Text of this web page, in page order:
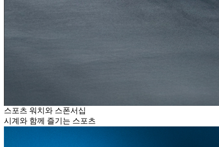
스포츠 워치와 스폰서십
시계와 함께 즐기는 스포츠